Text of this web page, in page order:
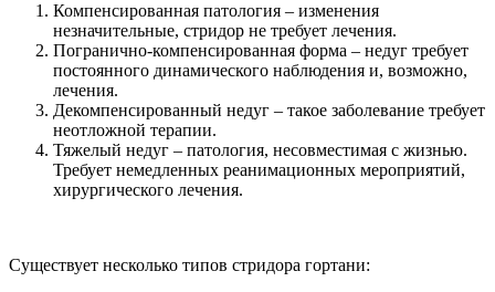
Компенсированная патология – изменения
незначительные, стридор не требует лечения.
Погранично-компенсированная форма – недуг требует
постоянного динамического наблюдения и, возможно,
лечения.
Декомпенсированный недуг – такое заболевание требует
неотложной терапии.
Тяжелый недуг – патология, несовместимая с жизнью.
Требует немедленных реанимационных мероприятий,
хирургического лечения.
Существует несколько типов стридора гортани: